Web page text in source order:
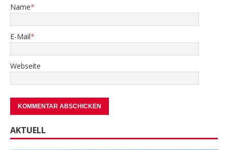
Name*
E-Mail*
Webseite
AKTUELL